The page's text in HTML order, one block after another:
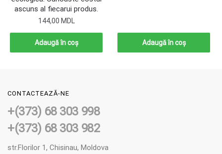
ascuns al fiecarui produs.
144,00 MDL
Adaugă în coș Adaugă în coș
CONTACTEAZĂ-NE
+(373) 68 303 998
+(373) 68 303 982
str.Florilor 1, Chisinau, Moldova